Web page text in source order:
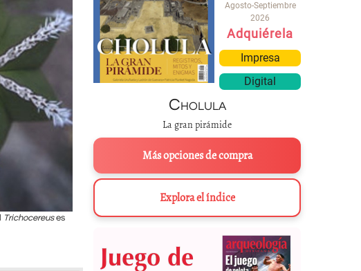
Trichocereuses
Cacto del géneroTrichocereussp., similar al llamado San Pedro.
Agosto-Septiembre
2026
Adquiérela
Impresa
Digital
Cholula
La gran pirámide
Más opciones de compra
Explora el índice